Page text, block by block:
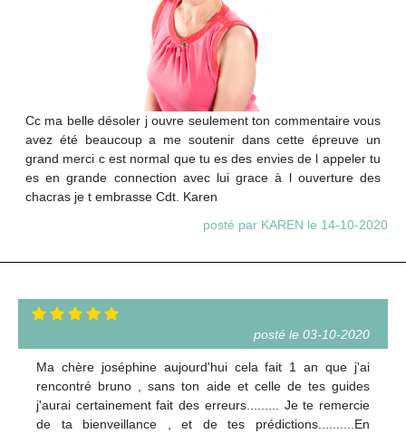
Cc ma belle désoler j ouvre seulement ton commentaire vous
avez été beaucoup a me soutenir dans cette épreuve un
grand merci c est normal que tu es des envies de l appeler tu
es en grande connection avec lui grace à l ouverture des
chacras je t embrasse Cdt. Karen
posté par KAREN le 14-10-2020
posté le 03-10-2020
Ma chère joséphine aujourd'hui cela fait 1 an que j'ai
rencontré bruno , sans ton aide et celle de tes guides
j'aurai certainement fait des erreurs......... Je te remercie
de ta bienveillance , et de tes prédictions..........En